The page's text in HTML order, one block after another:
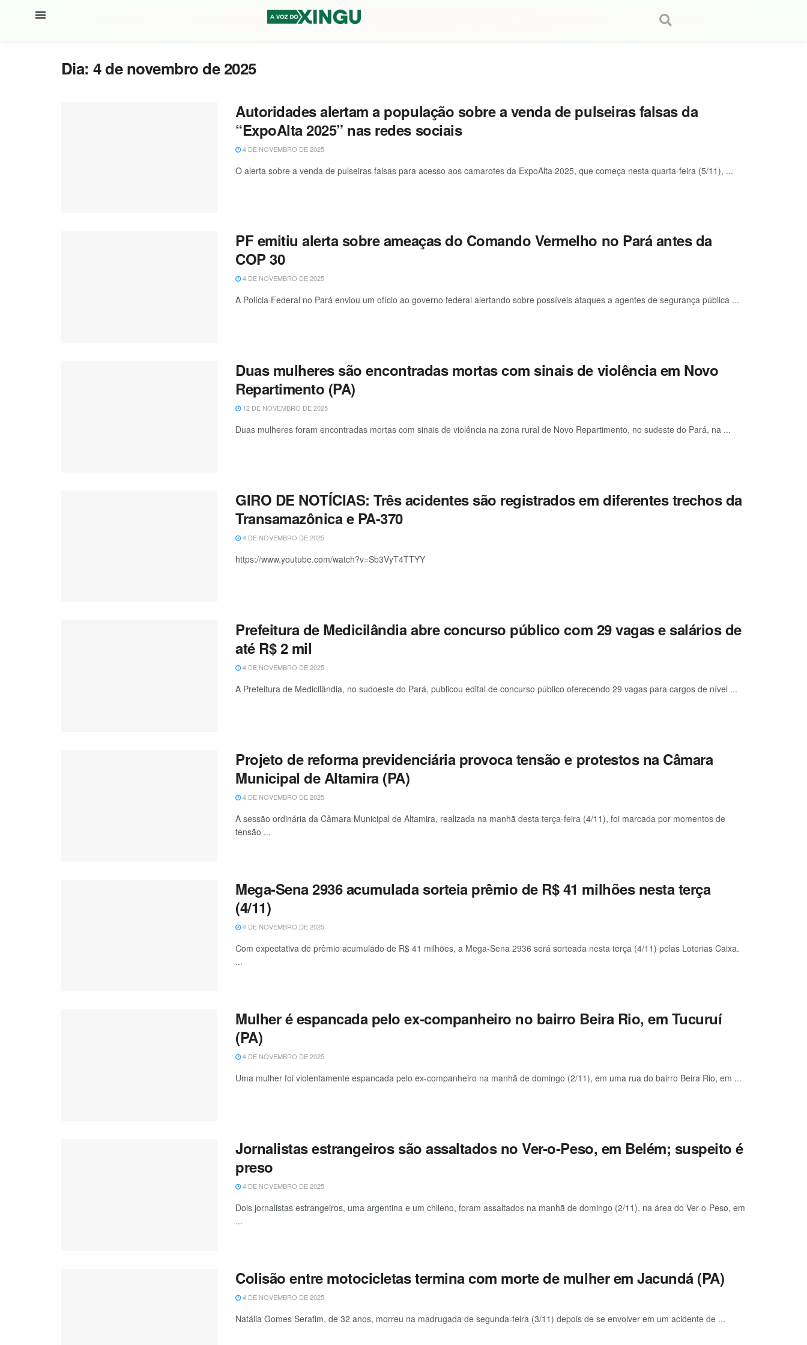
Dia:4 de novembro de 2025
Autoridades alertam a população sobre a venda de pulseiras falsas da
“ExpoAlta 2025” nas redes sociais
4 DE NOVEMBRO DE 2025
O alerta sobre a venda de pulseiras falsas para acesso aos camarotes da ExpoAlta 2025, que começa nesta quarta-feira (5/11), ...
PF emitiu alerta sobre ameaças do Comando Vermelho no Pará antes da
COP 30
4 DE NOVEMBRO DE 2025
A Polícia Federal no Pará enviou um ofício ao governo federal alertando sobre possíveis ataques a agentes de segurança pública ...
Duas mulheres são encontradas mortas com sinais de violência em Novo
Repartimento (PA)
12 DE NOVEMBRO DE 2025
Duas mulheres foram encontradas mortas com sinais de violência na zona rural de Novo Repartimento, no sudeste do Pará, na ...
GIRO DE NOTÍCIAS: Três acidentes são registrados em diferentes trechos da
Transamazônica e PA-370
4 DE NOVEMBRO DE 2025
https://www.youtube.com/watch?v=Sb3VyT4TTYY
Prefeitura de Medicilândia abre concurso público com 29 vagas e salários de
até R$ 2 mil
4 DE NOVEMBRO DE 2025
A Prefeitura de Medicilândia, no sudoeste do Pará, publicou edital de concurso público oferecendo 29 vagas para cargos de nível ...
Projeto de reforma previdenciária provoca tensão e protestos na Câmara
Municipal de Altamira (PA)
4 DE NOVEMBRO DE 2025
A sessão ordinária da Câmara Municipal de Altamira, realizada na manhã desta terça-feira (4/11), foi marcada por momentos de
tensão ...
Mega-Sena 2936 acumulada sorteia prêmio de R$ 41 milhões nesta terça
(4/11)
4 DE NOVEMBRO DE 2025
Com expectativa de prêmio acumulado de R$ 41 milhões, a Mega-Sena 2936 será sorteada nesta terça (4/11) pelas Loterias Caixa.
...
Mulher é espancada pelo ex-companheiro no bairro Beira Rio, em Tucuruí
(PA)
4 DE NOVEMBRO DE 2025
Uma mulher foi violentamente espancada pelo ex-companheiro na manhã de domingo (2/11), em uma rua do bairro Beira Rio, em ...
Jornalistas estrangeiros são assaltados no Ver-o-Peso, em Belém; suspeito é
preso
4 DE NOVEMBRO DE 2025
Dois jornalistas estrangeiros, uma argentina e um chileno, foram assaltados na manhã de domingo (2/11), na área do Ver-o-Peso, em
...
Colisão entre motocicletas termina com morte de mulher em Jacundá (PA)
4 DE NOVEMBRO DE 2025
Natália Gomes Serafim, de 32 anos, morreu na madrugada de segunda-feira (3/11) depois de se envolver em um acidente de ...